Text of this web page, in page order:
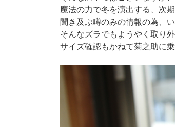
魔法の力で冬を演出する、次
聞き及ぶ噂のみの情報の為、
そんなズラでもようやく取り外
サイズ確認もかねて菊之助に乗